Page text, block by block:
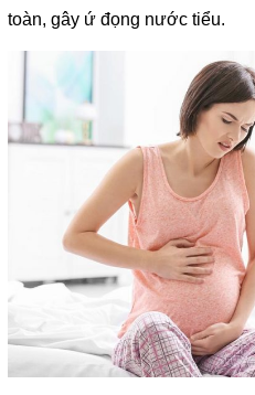
toàn, gây ứ đọng nước tiểu.